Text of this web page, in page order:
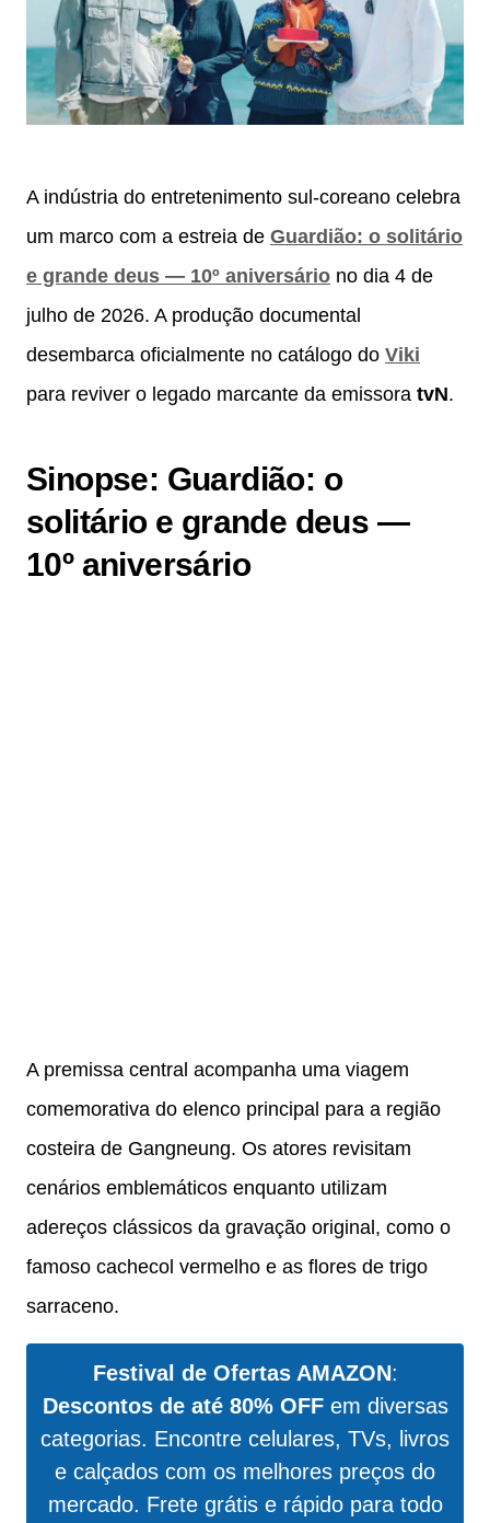
A indústria do entretenimento sul-coreano celebra
um marco com a estreia de Guardião: o solitário
e grande deus — 10º aniversário no dia 4 de
julho de 2026. A produção documental
desembarca oficialmente no catálogo do Viki
para reviver o legado marcante da emissora tvN.
Sinopse: Guardião: o
solitário e grande deus —
10º aniversário
A premissa central acompanha uma viagem
comemorativa do elenco principal para a região
costeira de Gangneung. Os atores revisitam
cenários emblemáticos enquanto utilizam
adereços clássicos da gravação original, como o
famoso cachecol vermelho e as flores de trigo
sarraceno.
Festival de Ofertas AMAZON:
Descontos de até 80% OFFem diversas
categorias. Encontre celulares, TVs, livros
e calçados com os melhores preços do
mercado. Frete grátis e rápido para todo